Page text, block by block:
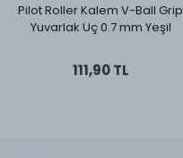
Pilot Roller Kalem V-Ball Grip
Yuvarlak Uç 0.7 mm Yeşil
111,90 TL